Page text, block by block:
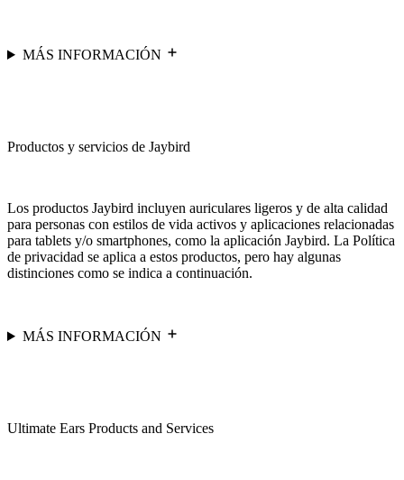
MÁS INFORMACIÓN
Productos y servicios de Jaybird
Los productos Jaybird incluyen auriculares ligeros y de alta calidad
para personas con estilos de vida activos y aplicaciones relacionadas
para tablets y/o smartphones, como la aplicación Jaybird. La Política
de privacidad se aplica a estos productos, pero hay algunas
distinciones como se indica a continuación.
MÁS INFORMACIÓN
Ultimate Ears Products and Services